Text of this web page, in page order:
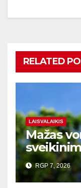
RELATED
LAISVALAIKIS
Mažas
RGP 7, 2026